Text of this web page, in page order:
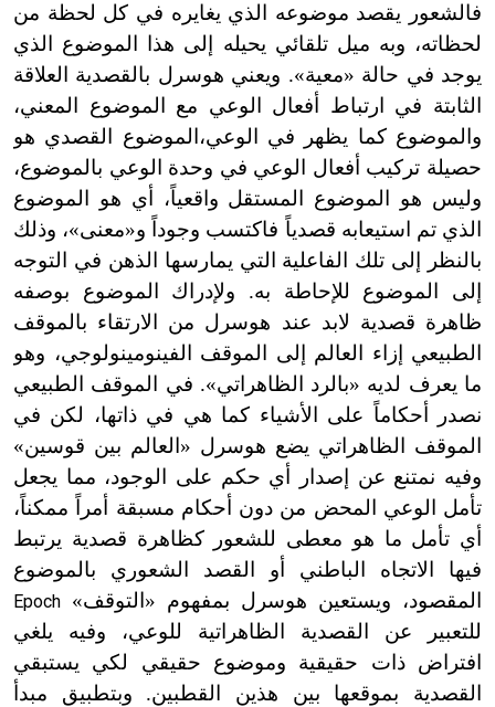
فالشعور يقصد موضوعه الذي يغايره في كل لحظة من
لحظاته، وبه ميل تلقائي يحيله إلى هذا الموضوع الذي
يوجد في حالة «معية». ويعني هوسرل بالقصدية العلاقة
الثابتة في ارتباط أفعال الوعي مع الموضوع المعني،
والموضوع كما يظهر في الوعي،الموضوع القصدي هو
حصيلة تركيب أفعال الوعي في وحدة الوعي بالموضوع،
وليس هو الموضوع المستقل واقعياً، أي هو الموضوع
الذي تم استيعابه قصدياً فاكتسب وجوداً و«معنى»، وذلك
بالنظر إلى تلك الفاعلية التي يمارسها الذهن في التوجه
إلى الموضوع للإحاطة به. ولإدراك الموضوع بوصفه
ظاهرة قصدية لابد عند هوسرل من الارتقاء بالموقف
الطبيعي إزاء العالم إلى الموقف الفينومينولوجي، وهو
ما يعرف لديه «بالرد الظاهراتي». في الموقف الطبيعي
نصدر أحكاماً على الأشياء كما هي في ذاتها، لكن في
الموقف الظاهراتي يضع هوسرل «العالم بين قوسين»
وفيه نمتنع عن إصدار أي حكم على الوجود، مما يجعل
تأمل الوعي المحض من دون أحكام مسبقة أمراً ممكناً،
أي تأمل ما هو معطى للشعور كظاهرة قصدية يرتبط
فيها الاتجاه الباطني أو القصد الشعوري بالموضوع
المقصود، ويستعين هوسرل بمفهوم «التوقف» Epoch
للتعبير عن القصدية الظاهراتية للوعي، وفيه يلغي
افتراض ذات حقيقية وموضوع حقيقي لكي يستبقي
القصدية بموقعها بين هذين القطبين. وبتطبيق مبدأ